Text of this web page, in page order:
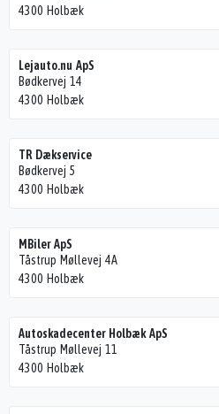
4300 Holbæk
Lejauto.nu ApS
Bødkervej 14
4300 Holbæk
TR Dækservice
Bødkervej 5
4300 Holbæk
MBiler ApS
Tåstrup Møllevej 4A
4300 Holbæk
Autoskadecenter Holbæk ApS
Tåstrup Møllevej 11
4300 Holbæk